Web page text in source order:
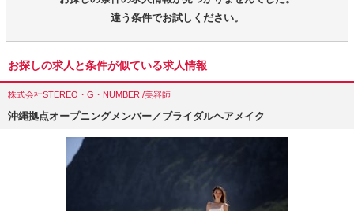
違う条件でお試しください。
お探しの求人と条件が似ている求人情報
株式会社STEREO・G・NUMBER /美容師
沖縄拠点オープニングメンバー／ブライダルヘアメイク